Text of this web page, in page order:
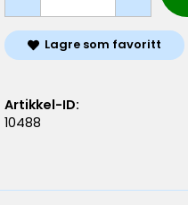
Lagre som favoritt
Artikkel-ID:
10488